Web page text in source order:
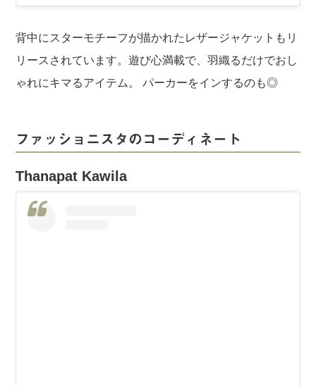
背中にスターモチーフが描かれたレザージャケットもリ
リースされています。遊び心満載で、羽織るだけでおし
ゃれにキマるアイテム。 パーカーをインするのも◎
ファッショニスタのコーディネート
Thanapat Kawila